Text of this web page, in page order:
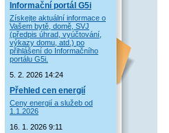
Informační portál G5i
Získejte aktuální informace o
Vašem bytě, domě, SVJ
(předpis úhrad, vyúčtování,
výkazy domu, atd.) po
přihlášení do Informačního
portálu G5i.
5. 2. 2026 14:24
Přehled cen energií
Ceny energií a služeb od
1.1.2026
16. 1. 2026 9:11